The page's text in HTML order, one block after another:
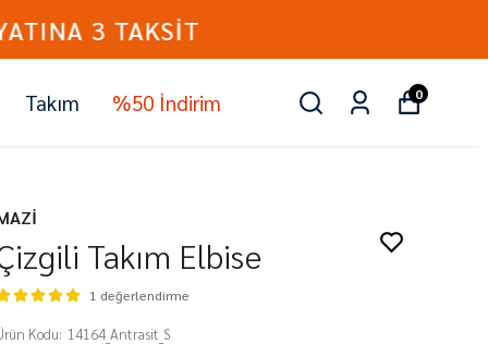
Takım %50 İndirim 0
Takım Elbise
1 değerlendirme
Kodu: 14164_Antrasit_S